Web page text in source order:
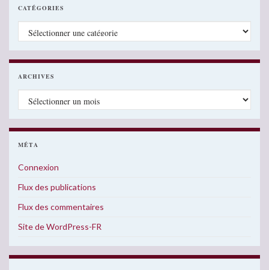
CATÉGORIES
Catégories
ARCHIVES
Archives
MÉTA
Connexion
Flux des publications
Flux des commentaires
Site de WordPress-FR